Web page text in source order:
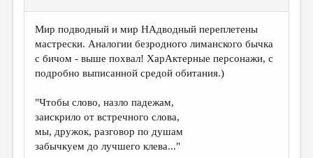
Мир подводный и мир НАдводный переплетены
мастрески. Аналогии безродного лиманского бычка
с бичом - выше похвал! ХарАктерные персонажи, с
подробно выписанной средой обитания.)
"Чтобы слово, назло падежам,
заискрило от встречного слова,
мы, дружок, разговор по душам
забычкуем до лучшего клева..."